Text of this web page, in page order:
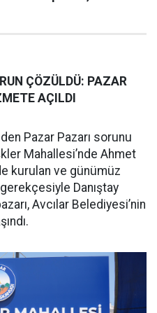
ÇÖZÜLDÜ: PAZAR
AÇILDI
Pazar Pazarı sorunu
Mahallesi’nde Ahmet
kurulan ve günümüz
Danıştay
Avcılar Belediyesi’nin